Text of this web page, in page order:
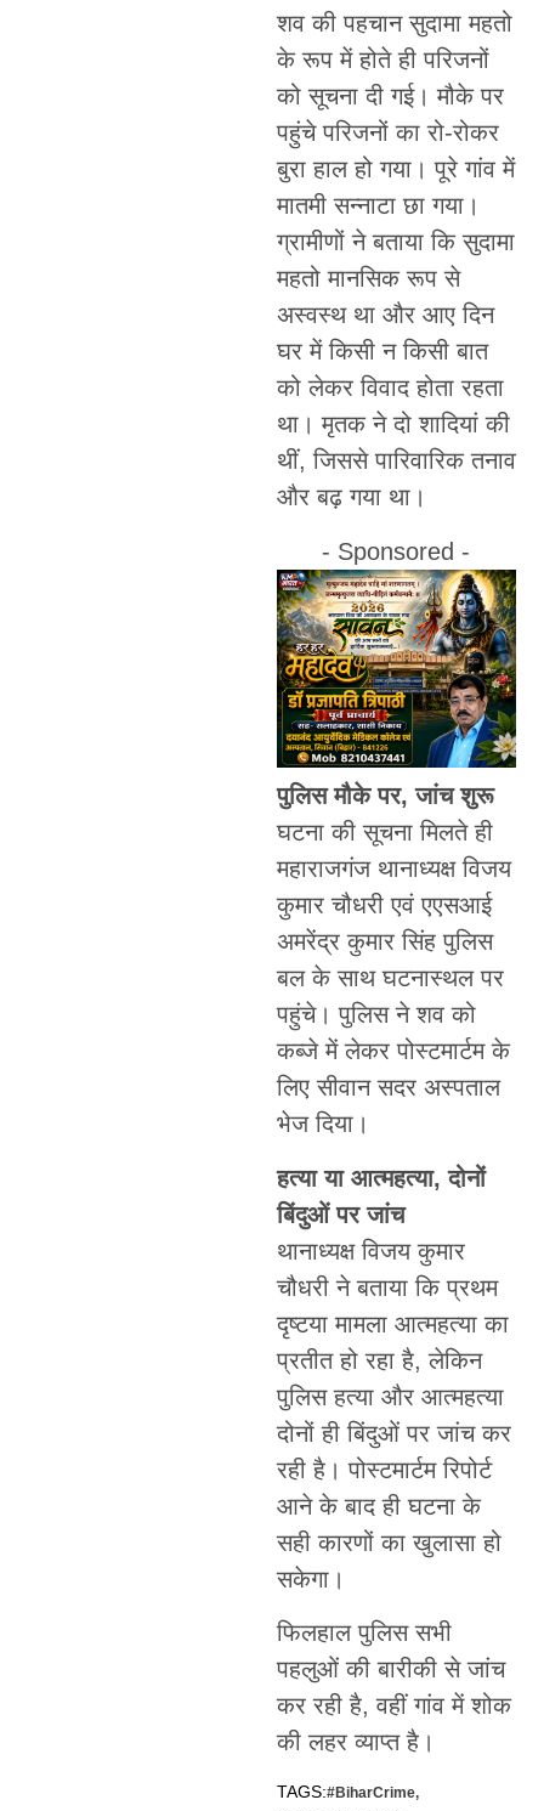
शव की पहचान सुदामा महतो
के रूप में होते ही परिजनों
को सूचना दी गई। मौके पर
पहुंचे परिजनों का रो-रोकर
बुरा हाल हो गया। पूरे गांव में
मातमी सन्नाटा छा गया।
ग्रामीणों ने बताया कि सुदामा
महतो मानसिक रूप से
अस्वस्थ था और आए दिन
घर में किसी न किसी बात
को लेकर विवाद होता रहता
था। मृतक ने दो शादियां की
थीं, जिससे पारिवारिक तनाव
और बढ़ गया था।
- Sponsored -
पुलिस मौके पर, जांच शुरू
घटना की सूचना मिलते ही
महाराजगंज थानाध्यक्ष विजय
कुमार चौधरी एवं एएसआई
अमरेंद्र कुमार सिंह पुलिस
बल के साथ घटनास्थल पर
पहुंचे। पुलिस ने शव को
कब्जे में लेकर पोस्टमार्टम के
लिए सीवान सदर अस्पताल
भेज दिया।
हत्या या आत्महत्या, दोनों
बिंदुओं पर जांच
थानाध्यक्ष विजय कुमार
चौधरी ने बताया कि प्रथम
दृष्टया मामला आत्महत्या का
प्रतीत हो रहा है, लेकिन
पुलिस हत्या और आत्महत्या
दोनों ही बिंदुओं पर जांच कर
रही है। पोस्टमार्टम रिपोर्ट
आने के बाद ही घटना के
सही कारणों का खुलासा हो
सकेगा।
फिलहाल पुलिस सभी
पहलुओं की बारीकी से जांच
कर रही है, वहीं गांव में शोक
की लहर व्याप्त है।
TAGS:#BiharCrime,